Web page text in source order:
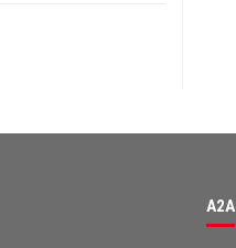
A2A